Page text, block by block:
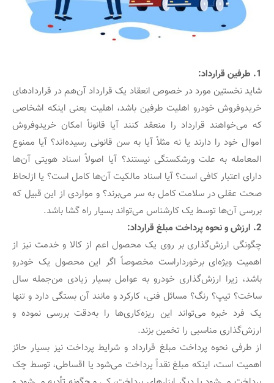
1. طرفین قرارداد:
شاید نخستین مورد در خصوص انعقاد یک قرارداد آن‌هم در قراردادهای
خریدوفروش خودرو اهلیت طرفین باشد، اهلیت یعنی اینکه اشخاصی
که می‌خواهند قرارداد را منعقد کنند آیا قانوناً امکان خریدوفروش
اموال خود را دارند یا نه مثلاً آیا به سن قانونی رسیده‌اند؟ آیا ممنوع
المعامله به علت ورشکستگی نیستند؟ آیا اصولاً اسناد هویتی آن‌ها
دارای اعتبار کافی است؟ آیا اسناد مالکیت آن‌ها کامل است؟ یا ازلحاظ
صحت عقلی در سلامت کامل به سر می‌برند؟ و مواردی از این قبیل که
بررسی آن‌ها توسط یک کارشناس می‌تواند بسیار راه گشا باشد.
2. ارزش و نحوه پرداخت مبلغ قرارداد:
چگونگی ارزش‌گذاری بر روی یک محصول اعم از کالا و خدمت نیز از
اهمیت ویژه‌ای برخوردار‌است مخصوصاً اگر این محصول یک خودرو
باشد، زیرا ارزش‌گذاری خودرو به عوامل بسیار زیادی من‌جمله سال
ساخت؟ تیپ؟ رنگ؟ مسائل فنی، کارکرد و مانند آن بستگی دارد و تنها
یک فرد خبره می‌تواند این ریزه‌کاری‌ها را به‌دقت بررسی نموده و
ارزش‌گذاری مناسبی را تخمین بزند.
از طرفی نحوه پرداخت مبلغ قرارداد و شرایط پرداخت نیز بسیار حائز
اهمیت است، اینکه مبلغ نقداً پرداخت می‌شود یا اقساطی، توسط چک